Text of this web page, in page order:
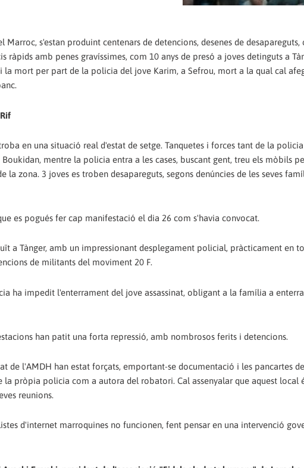
Marroc, s'estan produint centenars de detencions, desenes de
ràpids amb penes gravíssimes, com 10 anys de presó a joves detinguts a
la mort per part de la policia del jove Karim, a Sefrou, mort a la qual cal
en una situació real d'estat de setge. Tanquetes i forces tant de la
mentre la policia entra a les cases, buscant gent, treu els mòbils
la zona. 3 joves es troben desapareguts, segons denúncies de les seves
es pogués fer cap manifestació el dia 26 com s'havia convocat.
a Tànger, amb un impressionant desplegament policial, pràcticament en
de militants del moviment 20 F.
ha impedit l'enterrament del jove assassinat, obligant a la família a
han patit una forta repressió, amb nombrosos ferits i detencions.
de l'AMDH han estat forçats, emportant-se documentació i les pancartes
la pròpia policia com a autora del robatori. Cal assenyalar que aquest local
reunions.
d'internet marroquines no funcionen, fent pensar en una intervenció